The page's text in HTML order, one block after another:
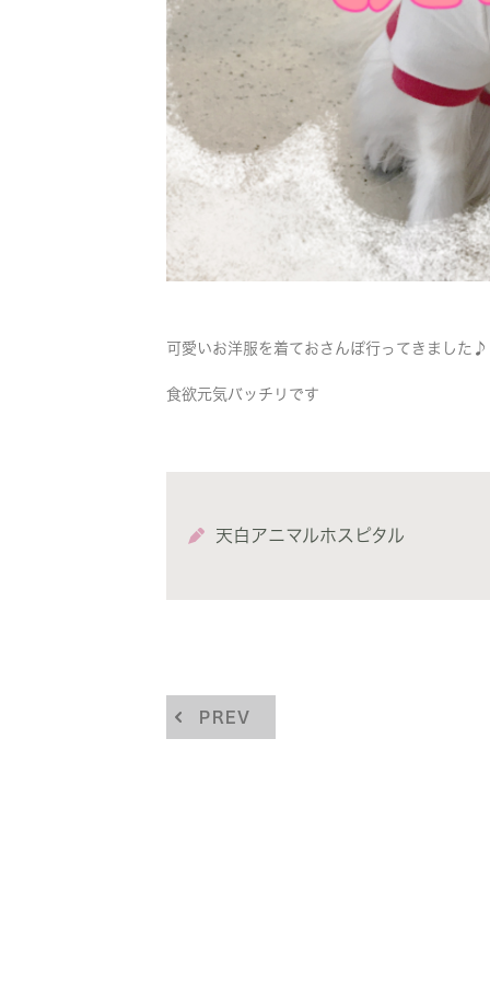
可愛いお洋服を着ておさんぽ行ってきました
食欲元気バッチリです
天白アニマルホスピタル
PREV